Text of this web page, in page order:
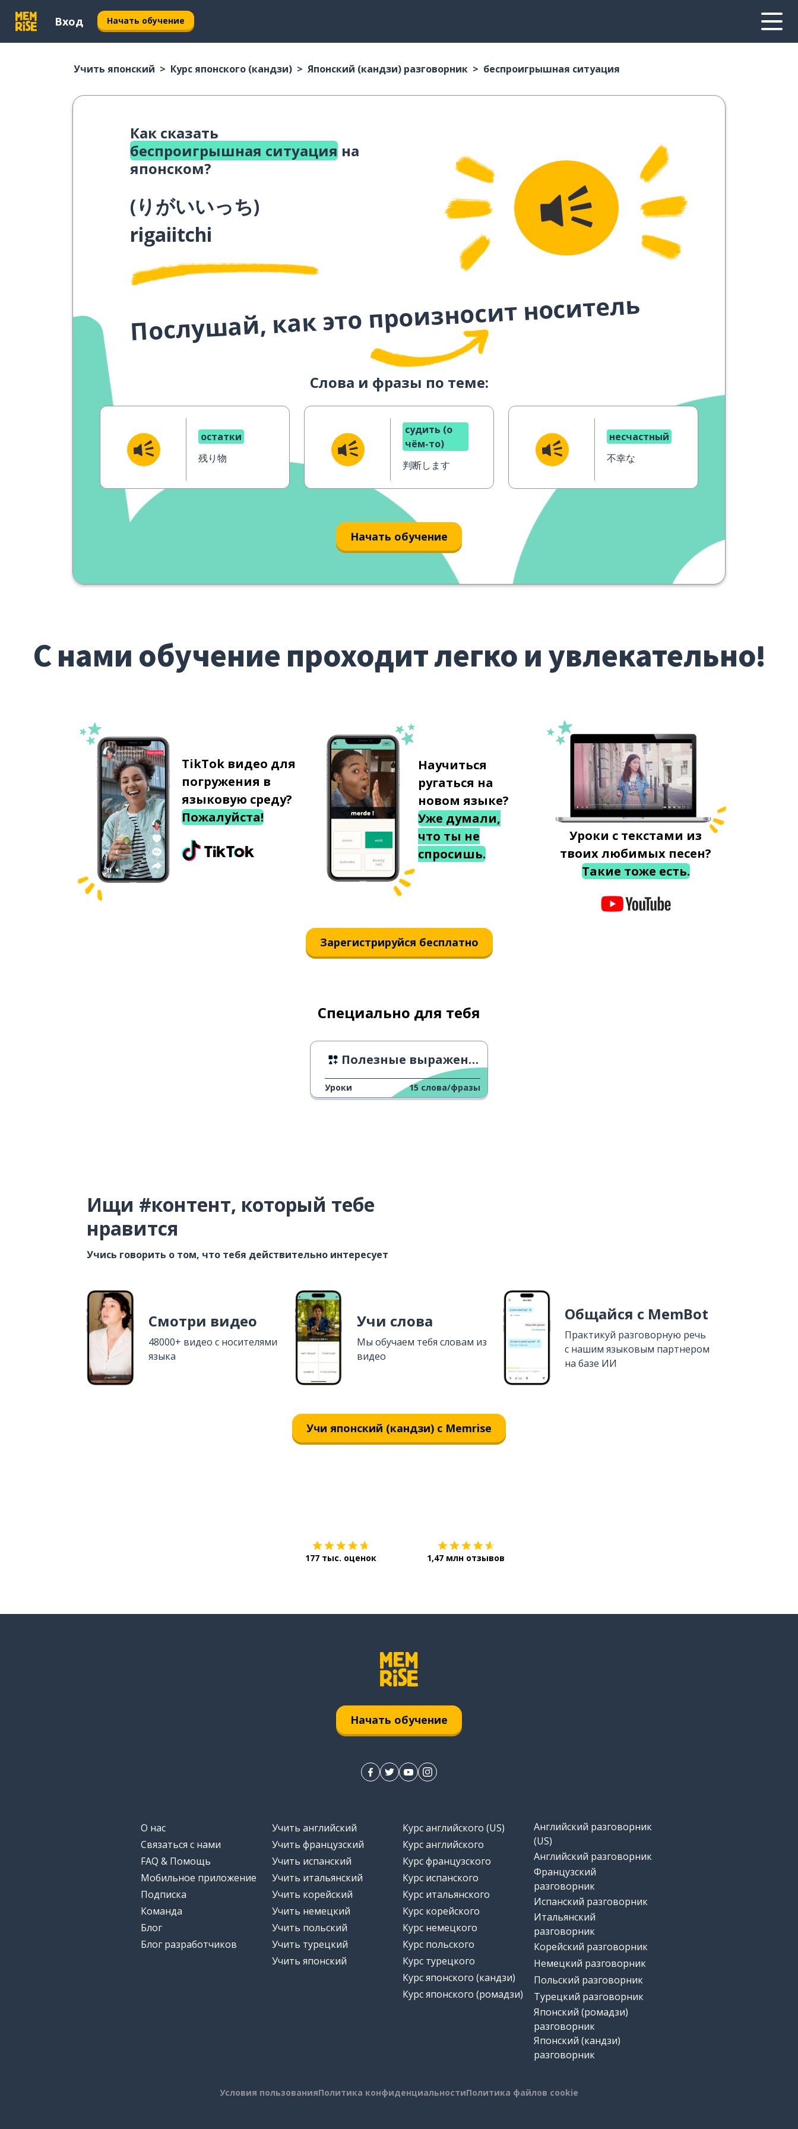
Вход Начать обучение
Учить японский Курс японского (кандзи) Японский (кандзи) разговорник беспроигрышная ситуация
Как сказать
беспроигрышная ситуация на
японском?
(りがいいっち)
rigaiitchi
Послушай, как это произносит носитель
Слова и фразы по теме:
остатки
残り物
судить (о
чём-то)
判断します
несчастный
不幸な
Начать обучение
С нами обучение проходит легко и увлекательно!
TikTok видео для
погружения в
языковую среду?
Пожалуйста!
Научиться
ругаться на
новом языке?
Уже думали,
что ты не
спросишь.
Уроки с текстами из
твоих любимых песен?
Такие тоже есть.
Зарегистрируйся бесплатно
Специально для тебя
Полезные выражения 8
Уроки 15 слова/фразы
Ищи #контент, который тебе
нравится
Учись говорить о том, что тебя действительно интересует
Смотри видео
48000+ видео с носителями
языка
Учи слова
Мы обучаем тебя словам из
видео
Общайся с MemBot
Практикуй разговорную речь
с нашим языковым партнером
на базе ИИ
Учи японский (кандзи) с Memrise
177 тыс. оценок 1,47 млн отзывов
Начать обучение
О нас
Связаться с нами
FAQ & Помощь
Мобильное приложение
Подписка
Команда
Блог
Блог разработчиков
Учить английский
Учить французский
Учить испанский
Учить итальянский
Учить корейский
Учить немецкий
Учить польский
Учить турецкий
Учить японский
Курс английского (US)
Курс английского
Курс французского
Курс испанского
Курс итальянского
Курс корейского
Курс немецкого
Курс польского
Курс турецкого
Курс японского (кандзи)
Курс японского (ромадзи)
Английский разговорник
(US)
Английский разговорник
Французский
разговорник
Испанский разговорник
Итальянский
разговорник
Корейский разговорник
Немецкий разговорник
Польский разговорник
Турецкий разговорник
Японский (ромадзи)
разговорник
Японский (кандзи)
разговорник
Условия пользованияПолитика конфиденциальностиПолитика файлов cookie